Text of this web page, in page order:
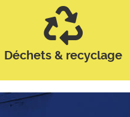
Déchets & recyclage